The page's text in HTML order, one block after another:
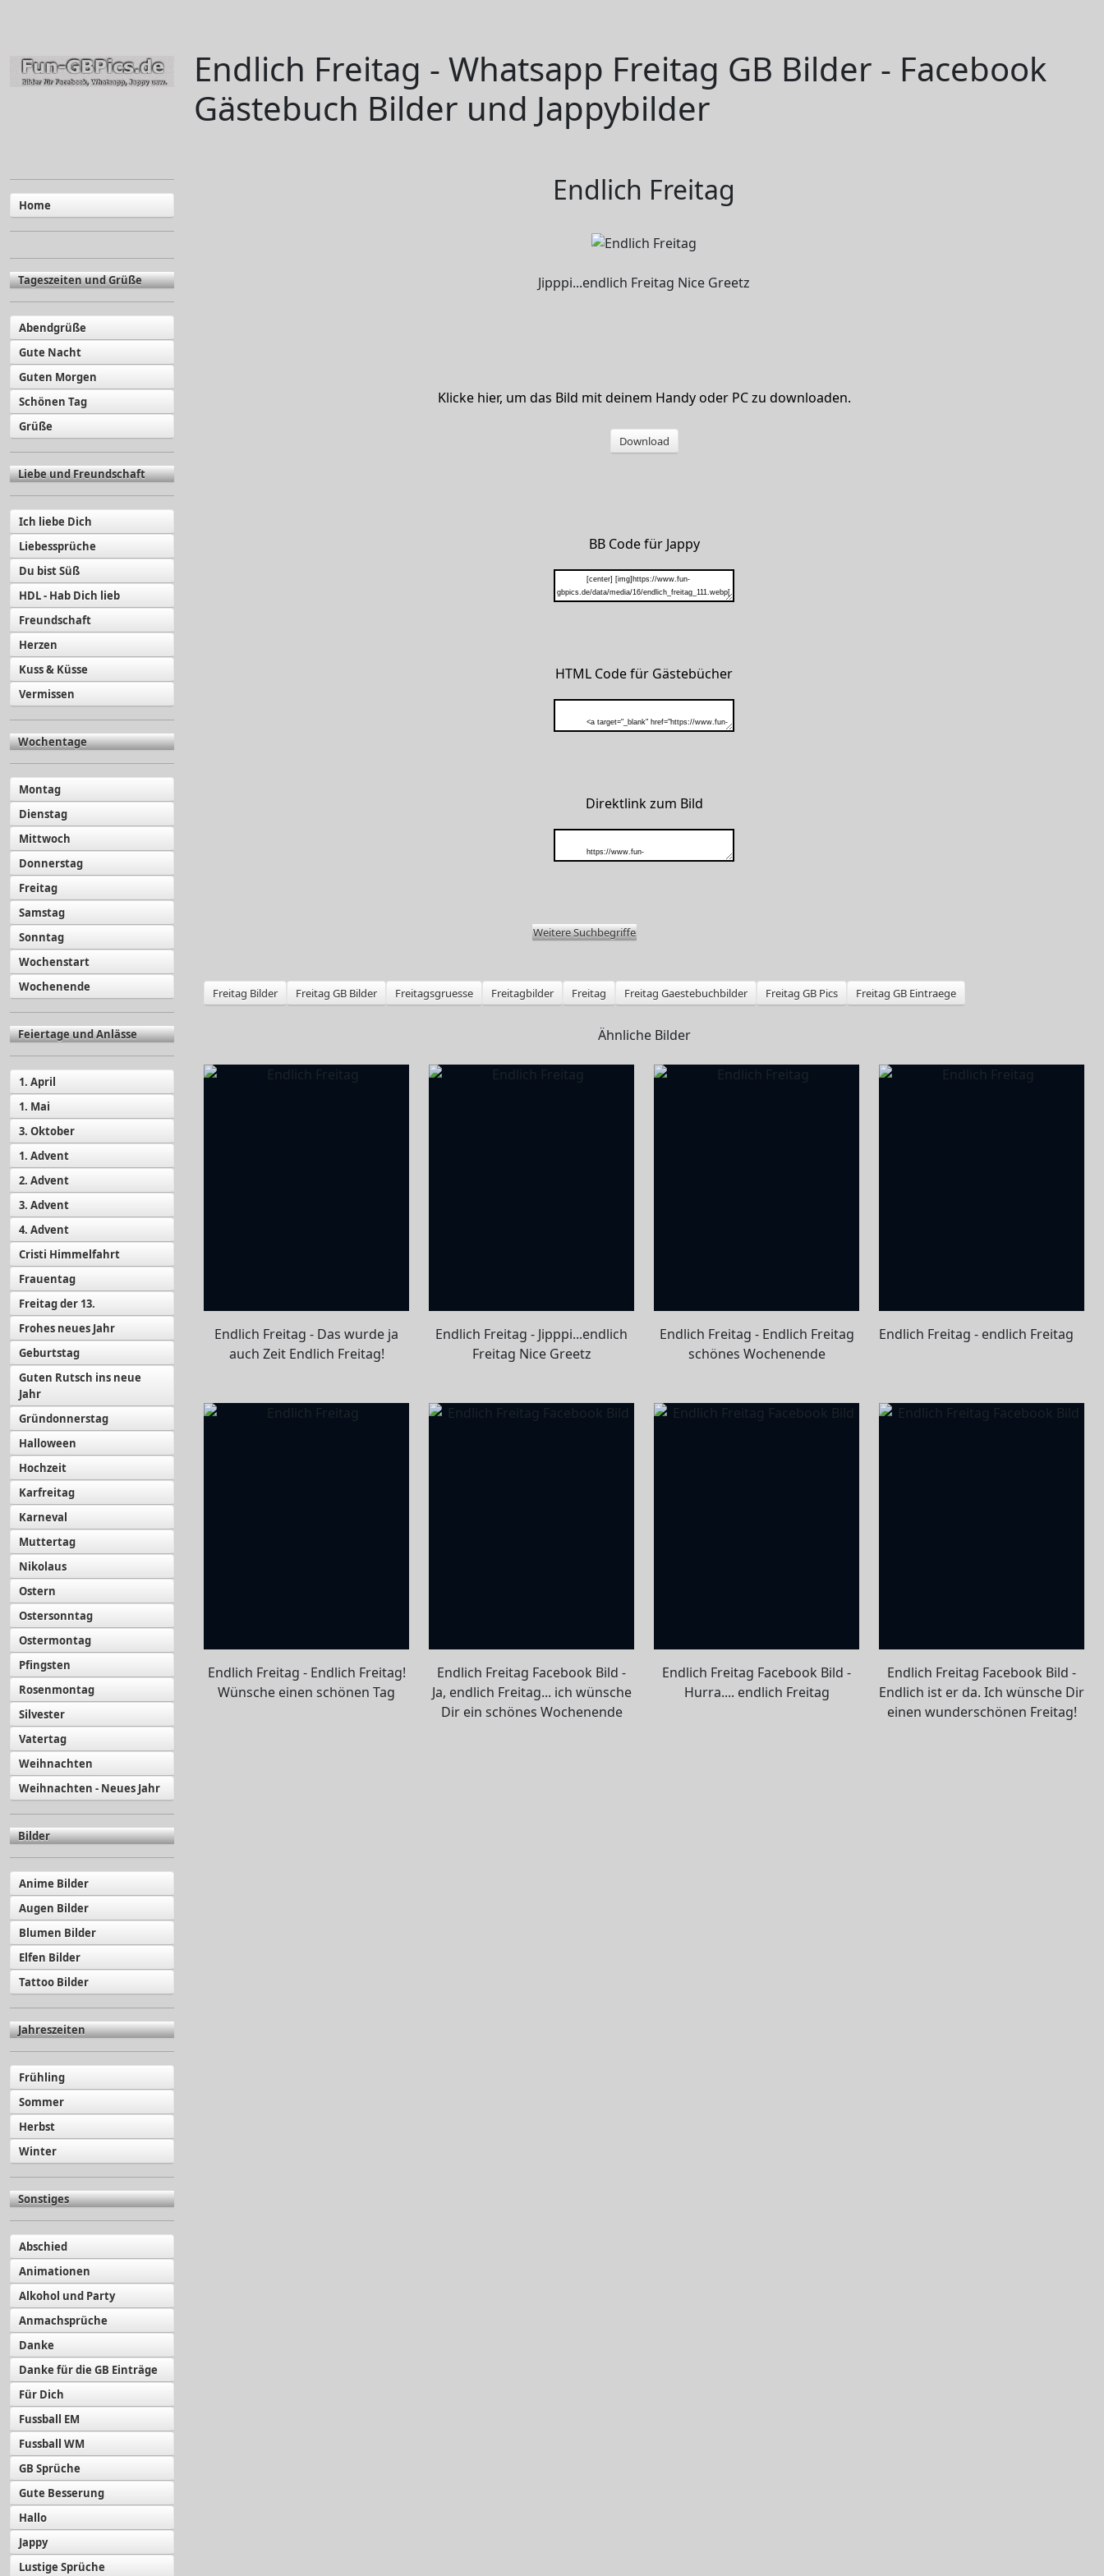
Home
Tageszeiten und Grüße
Abendgrüße
Gute Nacht
Guten Morgen
Schönen Tag
Grüße
Liebe und Freundschaft
Ich liebe Dich
Liebessprüche
Du bist Süß
HDL - Hab Dich lieb
Freundschaft
Herzen
Kuss & Küsse
Vermissen
Wochentage
Montag
Dienstag
Mittwoch
Donnerstag
Freitag
Samstag
Sonntag
Wochenstart
Wochenende
Feiertage und Anlässe
1. April
1. Mai
3. Oktober
1. Advent
2. Advent
3. Advent
4. Advent
Cristi Himmelfahrt
Frauentag
Freitag der 13.
Frohes neues Jahr
Geburtstag
Guten Rutsch ins neue
Jahr
Gründonnerstag
Halloween
Hochzeit
Karfreitag
Karneval
Muttertag
Nikolaus
Ostern
Ostersonntag
Ostermontag
Pfingsten
Rosenmontag
Silvester
Vatertag
Weihnachten
Weihnachten - Neues Jahr
Bilder
Anime Bilder
Augen Bilder
Blumen Bilder
Elfen Bilder
Tattoo Bilder
Jahreszeiten
Frühling
Sommer
Herbst
Winter
Sonstiges
Abschied
Animationen
Alkohol und Party
Anmachsprüche
Danke
Danke für die GB Einträge
Für Dich
Fussball EM
Fussball WM
GB Sprüche
Gute Besserung
Hallo
Jappy
Lustige Sprüche
Endlich Freitag - Whatsapp Freitag GB Bilder - Facebook
Gästebuch Bilder und Jappybilder
Endlich Freitag
Jipppi...endlich Freitag Nice Greetz
Klicke hier, um das Bild mit deinem Handy oder PC zu downloaden.
Download
BB Code für Jappy
HTML Code für Gästebücher
Direktlink zum Bild
Weitere Suchbegriffe
Freitag Bilder Freitag GB Bilder Freitagsgruesse Freitagbilder Freitag Freitag Gaestebuchbilder Freitag GB Pics Freitag GB Eintraege
Ähnliche Bilder
Endlich Freitag - Das wurde ja
auch Zeit Endlich Freitag!
Endlich Freitag - Jipppi...endlich
Freitag Nice Greetz
Endlich Freitag - Endlich Freitag
schönes Wochenende
Endlich Freitag - endlich Freitag
Endlich Freitag - Endlich Freitag!
Wünsche einen schönen Tag
Endlich Freitag Facebook Bild -
Ja, endlich Freitag... ich wünsche
Dir ein schönes Wochenende
Endlich Freitag Facebook Bild -
Hurra.... endlich Freitag
Endlich Freitag Facebook Bild -
Endlich ist er da. Ich wünsche Dir
einen wunderschönen Freitag!